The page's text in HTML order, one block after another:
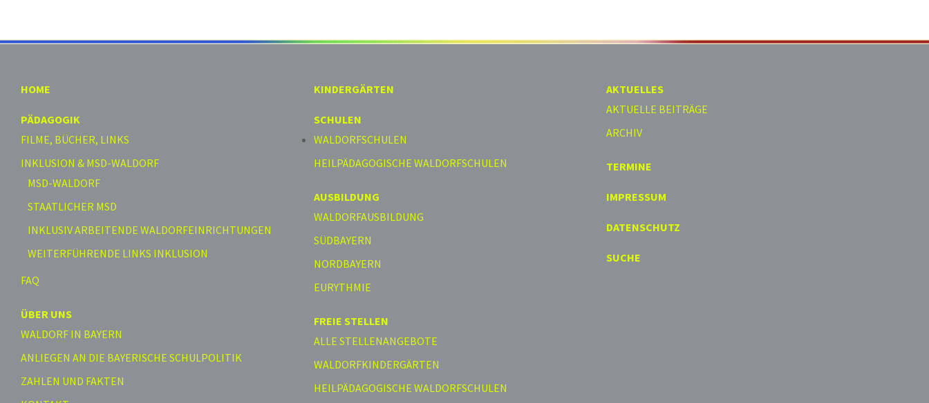
HOME
PÄDAGOGIK
FILME, BÜCHER, LINKS
INKLUSION & MSD-WALDORF
MSD-WALDORF
STAATLICHER MSD
INKLUSIV ARBEITENDE WALDORFEINRICHTUNGEN
WEITERFÜHRENDE LINKS INKLUSION
FAQ
ÜBER UNS
WALDORF IN BAYERN
ANLIEGEN AN DIE BAYERISCHE SCHULPOLITIK
ZAHLEN UND FAKTEN
KINDERGÄRTEN
SCHULEN
WALDORFSCHULEN
HEILPÄDAGOGISCHE WALDORFSCHULEN
AUSBILDUNG
WALDORFAUSBILDUNG
SÜDBAYERN
NORDBAYERN
EURYTHMIE
FREIE STELLEN
ALLE STELLENANGEBOTE
WALDORFKINDERGÄRTEN
HEILPÄDAGOGISCHE WALDORFSCHULEN
AKTUELLES
AKTUELLE BEITRÄGE
ARCHIV
TERMINE
IMPRESSUM
DATENSCHUTZ
SUCHE